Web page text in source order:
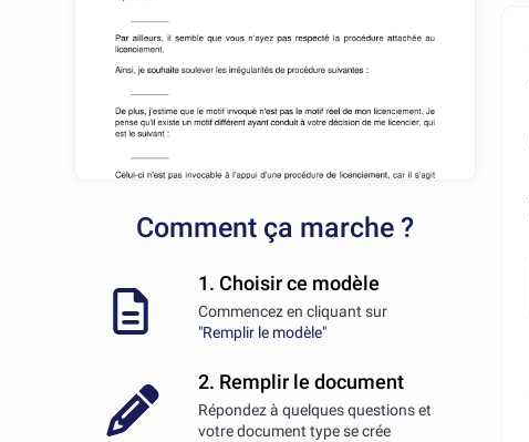
Comment ça marche ?
1. Choisir ce modèle
Commencez en cliquant sur
"Remplir le modèle"
2. Remplir le document
Répondez à quelques questions et
votre document type se crée